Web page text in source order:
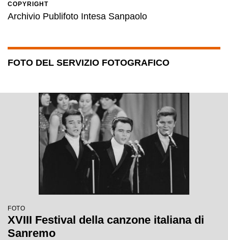
COPYRIGHT
Archivio Publifoto Intesa Sanpaolo
FOTO DEL SERVIZIO FOTOGRAFICO
FOTO
XVIII Festival della canzone italiana di
Sanremo